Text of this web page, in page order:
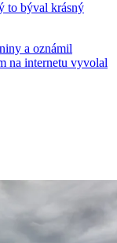
to býval krásný
a oznámil
na internetu vyvolal